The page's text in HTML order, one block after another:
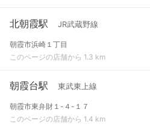
北朝霞駅 JR武蔵野線
朝霞市浜崎１丁目
このページの店舗から 1.3 km
朝霞台駅 東武東上線
朝霞市東弁財１-４-１７
このページの店舗から 1.4 km